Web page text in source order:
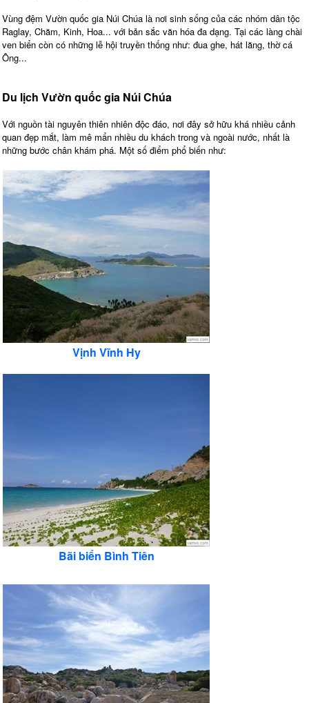
Vùng đệm Vườn quốc gia Núi Chúa là nơi sinh sống của các nhóm dân tộc
Raglay, Chăm, Kinh, Hoa... với bản sắc văn hóa đa dạng. Tại các làng chài
ven biển còn có những lễ hội truyền thống như: đua ghe, hát lăng, thờ cá
Ông...
Du lịch Vườn quốc gia Núi Chúa
Với nguồn tài nguyên thiên nhiên độc đáo, nơi đây sở hữu khá nhiều cảnh
quan đẹp mắt, làm mê mẩn nhiều du khách trong và ngoài nước, nhất là
những bước chân khám phá. Một số điểm phổ biến như:
Vịnh Vĩnh Hy
Bãi biển Bình Tiên